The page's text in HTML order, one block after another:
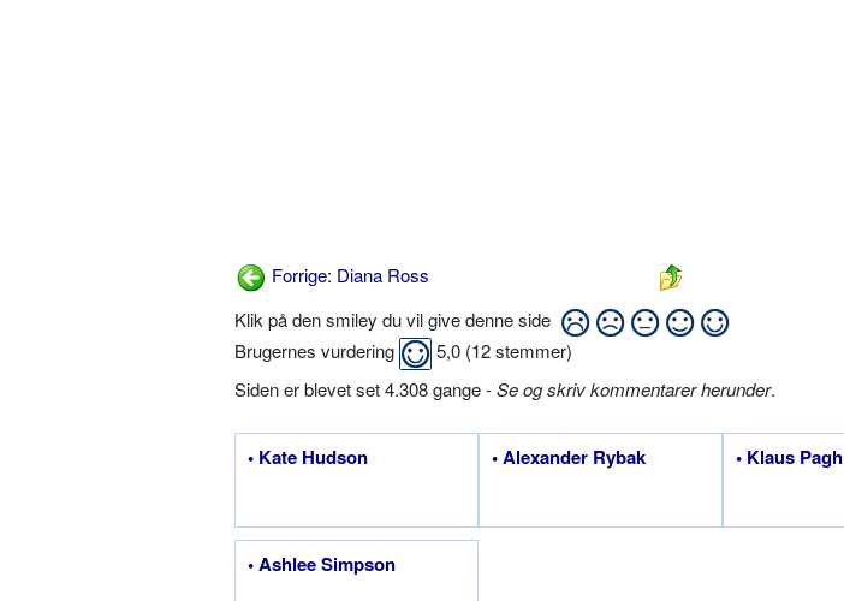
Forrige: Diana Ross
Klik på den smiley du vil give denne side
Brugernes vurdering
5,0 (12stemmer)
Siden er blevet set 4.308 gange -Se og skriv kommentarer herunder.
• Kate Hudson • Alexander Rybak • Klaus Pagh
• Ashlee Simpson